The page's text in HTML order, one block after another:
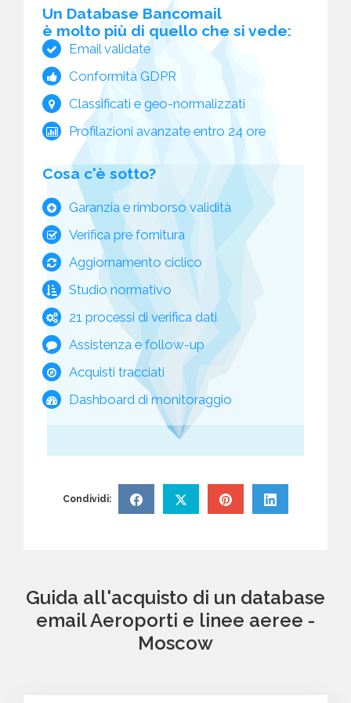
Un Database Bancomail
è molto più di quello che si vede:
Email validate
Conformità GDPR
Classificati e geo-normalizzati
Profilazioni avanzate entro 24 ore
Cosa c'è sotto?
Garanzia e rimborso validità
Verifica pre fornitura
Aggiornamento ciclico
Studio normativo
21 processi di verifica dati
Assistenza e follow-up
Acquisti tracciati
Dashboard di monitoraggio
Condividi:
Guida all'acquisto di un database
email Aeroporti e linee aeree -
Moscow